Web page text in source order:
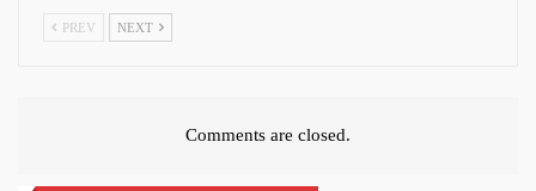
PREV NEXT
Comments are closed.